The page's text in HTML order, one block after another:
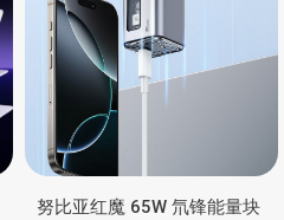
努比亚红魔 65W 氘锋能量块